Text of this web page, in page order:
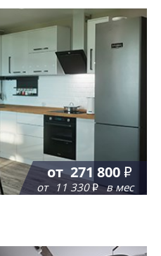
от 271 800
от 11 330 в мес